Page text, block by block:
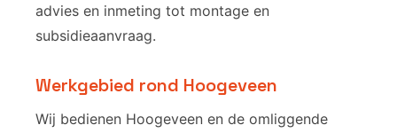
advies en inmeting tot montage en
subsidieaanvraag.
Werkgebied rond Hoogeveen
Wij bedienen Hoogeveen en de omliggende